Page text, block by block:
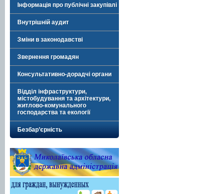
Інформація про публічні закупівлі
Внутрішній аудит
Зміни в законодавстві
Звернення громадян
Консультативно-дорадчі органи
Відділ інфраструктури,
містобудування та архітектури,
житлово-комунального
господарства та екології
Безбар’єрність